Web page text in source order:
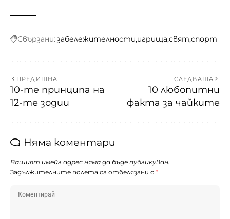
Свързани: забележителности игрища свят спорт
ПРЕДИШНА
10-те принципа на
12-те зодии
СЛЕДВАЩА
10 любопитни
факта за чайките
Няма коментари
Вашият имейл адрес няма да бъде публикуван.
Задължителните полета са отбелязани с *